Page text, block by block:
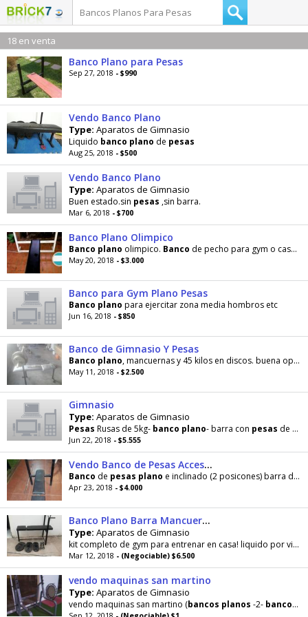
18 en venta
Banco Plano para Pesas
Sep 27, 2018 - $990
Vendo Banco Plano
Type: Aparatos de Gimnasio
Liquido banco plano de pesas
Aug 25, 2018 - $500
Vendo Banco Plano
Type: Aparatos de Gimnasio
Buen estado.sin pesas ,sin barra.
Mar 6, 2018 - $700
Banco Plano Olimpico
Banco plano olimpico. Banco de pecho para gym o casa. Gimnasio,
May 20, 2018 - $3.000
Banco para Gym Plano Pesas
Banco plano para ejercitar zona media hombros etc
Jun 16, 2018 - $850
Banco de Gimnasio Y Pesas
Banco plano, mancuernas y 45 kilos en discos. buena oportunidad. Se retira en González Catan
May 11, 2018 - $2.500
Gimnasio
Type: Aparatos de Gimnasio
Pesas Rusas de 5kg- banco plano- barra con pesas de 17kg
Jun 22, 2018 - $5.555
Vendo Banco de Pesas Accesorios
Banco de pesas plano e inclinado (2 posicones) barra de acero de 1.70 m dos mancuernas y 40 kg
Apr 23, 2018 - $4.000
Banco Plano Barra Mancuerna Pesas 52kg
Type: Aparatos de Gimnasio
kit completo de gym para entrenar en casa! liquido por viaje. Excelente estado, compuesto por
Mar 12, 2018 - (Negociable) $6.500
vendo maquinas san martino
Type: Aparatos de Gimnasio
vendo maquinas san martino (bancos planos -2- bancos